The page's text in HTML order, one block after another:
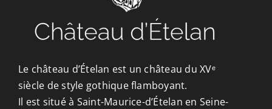
Le château d’Ételan est un château du XVᵉ
siècle de style gothique flamboyant.
Il est situé à Saint-Maurice-d’Ételan en Seine-